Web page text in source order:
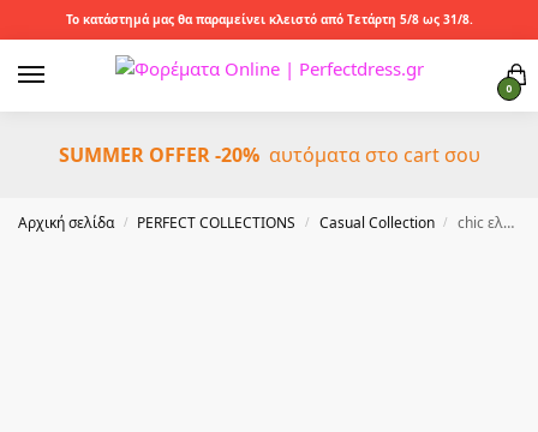
Το κατάστημά μας θα παραμείνει κλειστό από Τετάρτη 5/8 ως 31/8.
0
SUMMER OFFER -20%αυτόματα στο cart σου
Αρχική σελίδα / PERFECT COLLECTIONS / Casual Collection / chic ελαστική ζώνη Emma μαύρο